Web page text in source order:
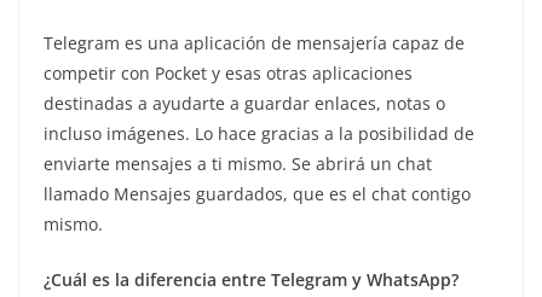
Telegram es una aplicación de mensajería capaz de
competir con Pocket y esas otras aplicaciones
destinadas a ayudarte a guardar enlaces, notas o
incluso imágenes. Lo hace gracias a la posibilidad de
enviarte mensajes a ti mismo. Se abrirá un chat
llamado Mensajes guardados, que es el chat contigo
mismo.
¿Cuál es la diferencia entre Telegram y WhatsApp?